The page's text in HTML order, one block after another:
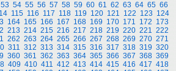
53 54 55 56 57 58 59 60 61 62 63 64 65 66
115 116 117 118 119 120 121 122 123 124
164 165 166 167 168 169 170 171 172 173
213 214 215 216 217 218 219 220 221 222
262 263 264 265 266 267 268 269 270 271
311 312 313 314 315 316 317 318 319 320
360 361 362 363 364 365 366 367 368 369
409 410 411 412 413 414 415 416 417 418